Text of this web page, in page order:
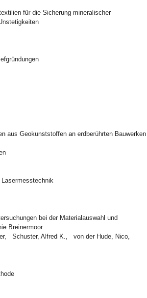
für die Sicherung mineralischer
aus Geokunststoffen an erdberührten Bauwerken
bei der Materialauswahl und
Breinermoor
Schuster, Alfred K., von der Hude, Nico,